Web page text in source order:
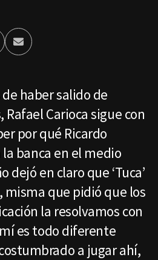
Enviar
por
haber salido de
Carioca sigue con
por qué Ricardo
banca en el medio
dejó en claro que ‘Tuca’
misma que pidió que los
la resolvamos con
es todo diferente
a jugar ahí,